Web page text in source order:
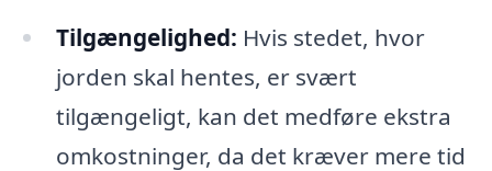
Tilgængelighed: Hvis stedet, hvor
jorden skal hentes, er svært
tilgængeligt, kan det medføre ekstra
omkostninger, da det kræver mere tid